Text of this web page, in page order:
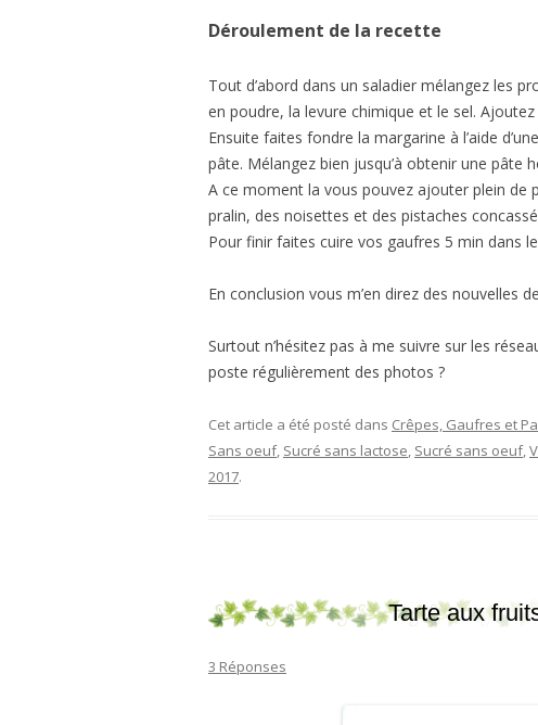
Déroulement de la recette
Tout d’abord dans un saladier mélangez les
en poudre, la levure chimique et le sel.
Ensuite faites fondre la margarine à l’aide
pâte. Mélangez bien jusqu’à obtenir une pâte
A ce moment la vous pouvez ajouter plein de
pralin, des noisettes et des pistaches
Pour finir faites cuire vos gaufres 5 min dans
En conclusion vous m’en direz des nouvelles
Surtout n’hésitez pas à me suivre sur les
poste régulièrement des photos ?
Cet article a été posté dans Crêpes, Gaufres et
Sans oeuf, Sucré sans lactose, Sucré sans oeuf,
2017.
Tarte aux
3 Réponses